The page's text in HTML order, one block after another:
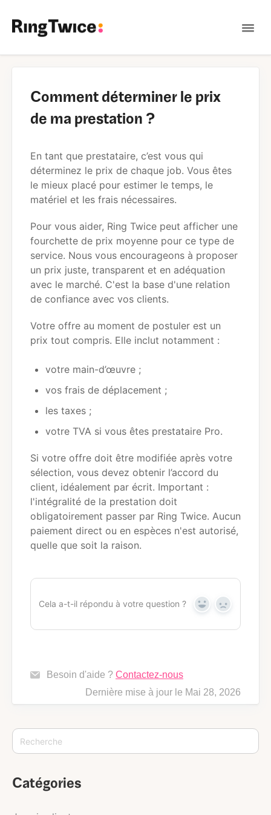
Comment déterminer le prix
de ma prestation ?
En tant que prestataire, c’est vous qui
déterminez le prix de chaque job. Vous êtes
le mieux placé pour estimer le temps, le
matériel et les frais nécessaires.
Pour vous aider, Ring Twice peut afficher une
fourchette de prix moyenne pour ce type de
service. Nous vous encourageons à proposer
un prix juste, transparent et en adéquation
avec le marché. C'est la base d'une relation
de confiance avec vos clients.
Votre offre au moment de postuler est un
prix tout compris. Elle inclut notamment :
votre main-d’œuvre ;
vos frais de déplacement ;
les taxes ;
votre TVA si vous êtes prestataire Pro.
Si votre offre doit être modifiée après votre
sélection, vous devez obtenir l’accord du
client, idéalement par écrit. Important :
l'intégralité de la prestation doit
obligatoirement passer par Ring Twice. Aucun
paiement direct ou en espèces n'est autorisé,
quelle que soit la raison.
Cela a-t-il répondu à votre question ?
Y
s
N
Besoin d'aide ? Contactez-nous
Dernière mise à jour le Mai 28, 2026
Catégories